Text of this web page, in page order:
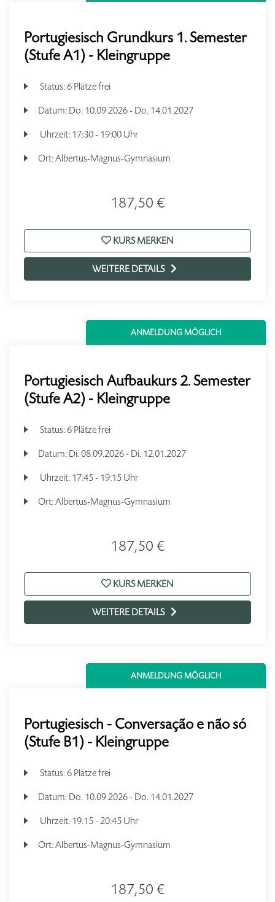
Portugiesisch Grundkurs 1. Semester
(Stufe A1) - Kleingruppe
Status:6 Plätze frei
Datum: Do. 10.09.2026 - Do. 14.01.2027
Uhrzeit: 17:30 - 19:00 Uhr
Ort:Albertus-Magnus-Gymnasium
187,50 €
KURS MERKEN
WEITERE DETAILS
ANMELDUNG MÖGLICH
Portugiesisch Aufbaukurs 2. Semester
(Stufe A2) - Kleingruppe
Status:6 Plätze frei
Datum: Di. 08.09.2026 - Di. 12.01.2027
Uhrzeit: 17:45 - 19:15 Uhr
Ort:Albertus-Magnus-Gymnasium
187,50 €
KURS MERKEN
WEITERE DETAILS
ANMELDUNG MÖGLICH
Portugiesisch - Conversação e não só
(Stufe B1) - Kleingruppe
Status:6 Plätze frei
Datum: Do. 10.09.2026 - Do. 14.01.2027
Uhrzeit: 19:15 - 20:45 Uhr
Ort:Albertus-Magnus-Gymnasium
187,50 €